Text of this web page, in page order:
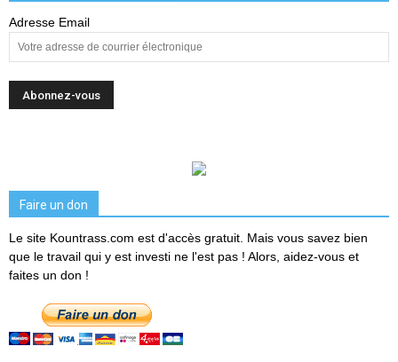
Adresse Email
Faire un don
Le site Kountrass.com est d'accès gratuit. Mais vous savez bien
que le travail qui y est investi ne l'est pas ! Alors, aidez-vous et
faites un don !